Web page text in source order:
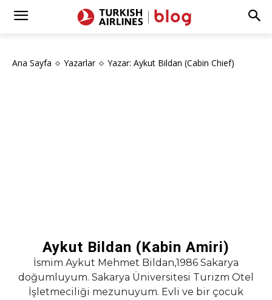
Ana Sayfa Yazarlar Yazar: Aykut Bildan (Cabin Chief)
Aykut Bildan (Kabin Amiri)
İsmim Aykut Mehmet Bildan,1986 Sakarya
doğumluyum. Sakarya Üniversitesi Turizm Otel
İşletmeciliği mezunuyum. Evli ve bir çocuk